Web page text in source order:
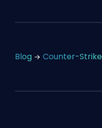
Blog Counter-Strike